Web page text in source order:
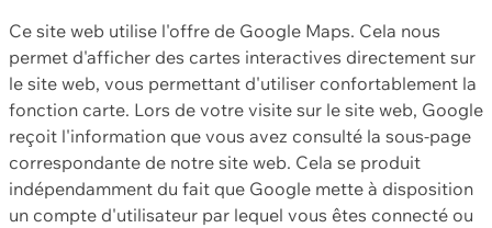
Ce site web utilise l'offre de Google Maps. Cela nous
permet d'afficher des cartes interactives directement sur
le site web, vous permettant d'utiliser confortablement la
fonction carte. Lors de votre visite sur le site web, Google
reçoit l'information que vous avez consulté la sous-page
correspondante de notre site web. Cela se produit
indépendamment du fait que Google mette à disposition
un compte d'utilisateur par lequel vous êtes connecté ou